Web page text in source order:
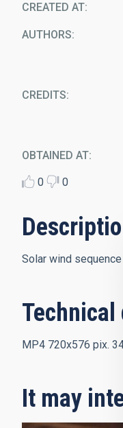
CREATED AT
AUTHORS
CREDITS
OBTAINED AT
0 0
Solar wind sequence
Technical
MP4 720x576 pix. 34
It may